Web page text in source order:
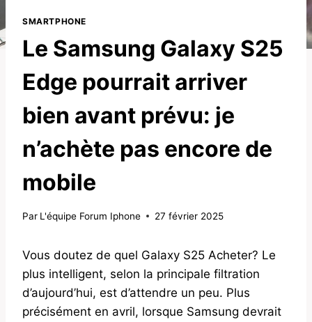
SMARTPHONE
Le Samsung Galaxy S25
Edge pourrait arriver
bien avant prévu: je
n’achète pas encore de
mobile
Par L'équipe Forum Iphone 27 février 2025
Vous doutez de quel Galaxy S25 Acheter? Le
plus intelligent, selon la principale filtration
d’aujourd’hui, est d’attendre un peu. Plus
précisément en avril, lorsque Samsung devrait